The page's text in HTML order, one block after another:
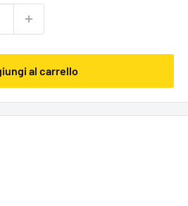
al carrello